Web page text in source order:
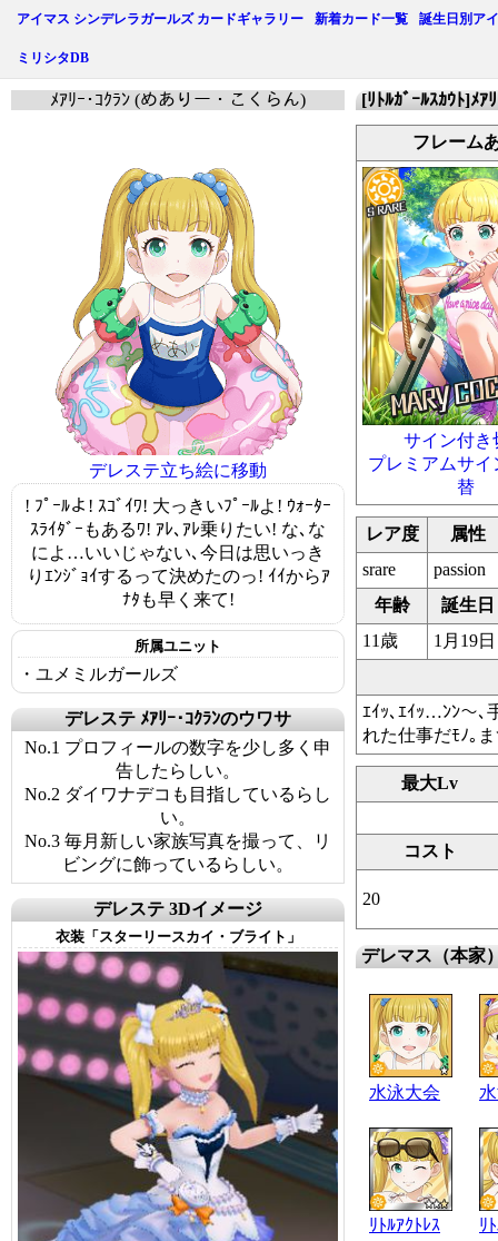
アイマス シンデレラガールズ カードギャラリー 新着カード一覧 誕生日別ア
ミリシタDB
[ﾘﾄﾙｶﾞｰﾙｽｶｳﾄ]ﾒｱ
フレーム
サイン付き
プレミアムサイ
替
レア度
属性
srare
passion
年齢
誕生日
11歳
1月19日
ｴｲｯ､ｴｲｯ…ﾝﾝ～､
れた仕事だﾓﾉ｡
最大Lv
コスト
20
デレマス（本家
水泳大会
ﾘﾄﾙｱｸﾄﾚｽ ﾘ
ﾒｱﾘｰ･ｺｸﾗﾝ (めありー・こくらん)
デレステ立ち絵に移動
! ﾌﾟｰﾙよ! ｽｺﾞｲﾜ! 大っきいﾌﾟｰﾙよ! ｳｫｰﾀｰ
ｽﾗｲﾀﾞｰもあるﾜ! ｱﾚ､ｱﾚ乗りたい! な､な
によ…いいじゃない､今日は思いっき
りｴﾝｼﾞｮｲするって決めたのっ! ｲｲからｱ
ﾅﾀも早く来て!
所属ユニット
・ユメミルガールズ
デレステ ﾒｱﾘｰ･ｺｸﾗﾝのウワサ
No.1 プロフィールの数字を少し多く申
告したらしい。
No.2 ダイワナデコも目指しているらし
い。
No.3 毎月新しい家族写真を撮って、リ
ビングに飾っているらしい。
デレステ 3Dイメージ
衣装「スターリースカイ・ブライト」